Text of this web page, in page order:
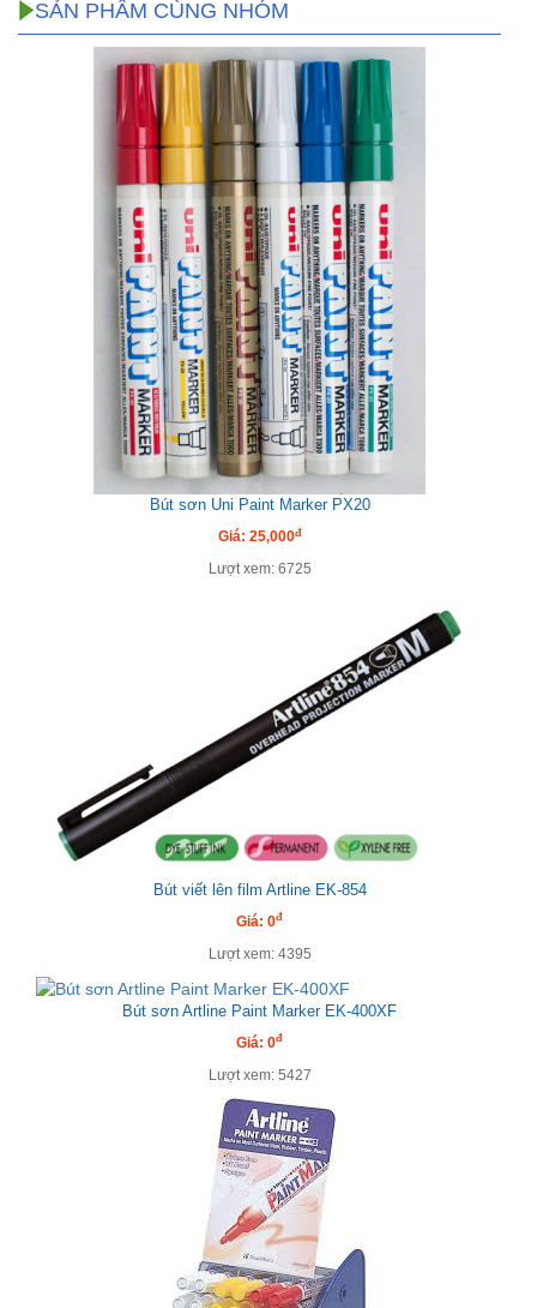
SẢN PHẨM CÙNG NHÓM
Bút sơn Uni Paint Marker PX20
Giá: 25,000đ
Lượt xem: 6725
Bút viết lên film Artline EK-854
Giá: 0đ
Lượt xem: 4395
Bút sơn Artline Paint Marker EK-400XF
Giá: 0đ
Lượt xem: 5427